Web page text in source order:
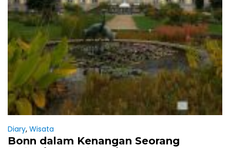
Diary, Wisata
Bonn dalam Kenangan Seorang